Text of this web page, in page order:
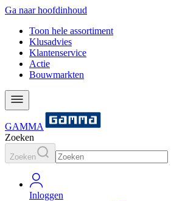
Ga naar hoofdinhoud
Toon hele assortiment
Klusadvies
Klantenservice
Actie
Bouwmarkten
GAMMA
Zoeken
Zoeken
Inloggen